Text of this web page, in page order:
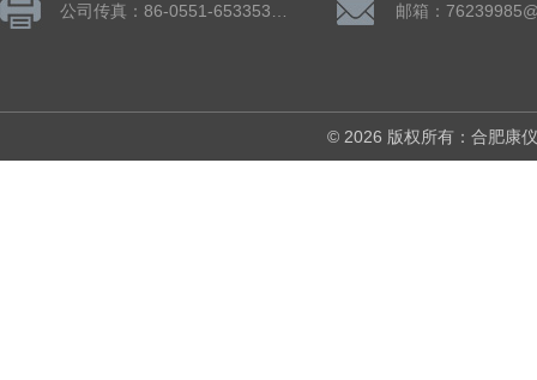
邮箱：
© 2026 版权所有：合肥康